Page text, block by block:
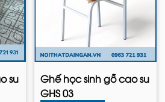
su
Ghế học sinh gỗ cao su
GHS 03